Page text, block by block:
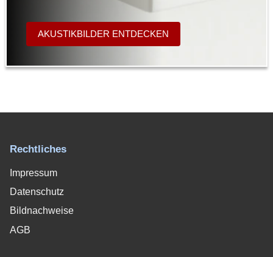
AKUSTIKBILDER ENTDECKEN
Rechtliches
Impressum
Datenschutz
Bildnachweise
AGB